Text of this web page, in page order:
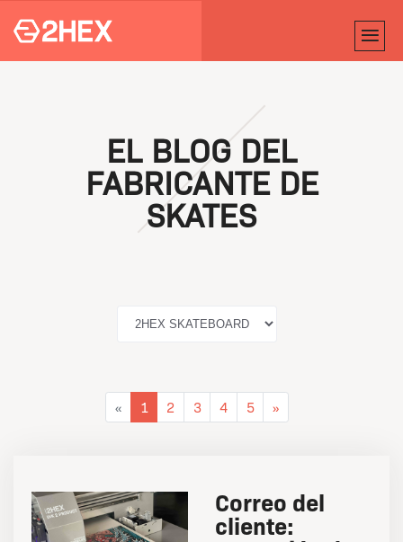
EL BLOG DEL
FABRICANTE DE
SKATES
« 1 2 3 4 5 »
Correo del
cliente: